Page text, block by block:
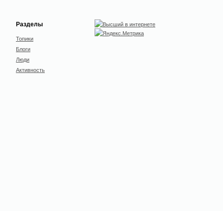
Разделы
Топики
Блоги
Люди
Активность